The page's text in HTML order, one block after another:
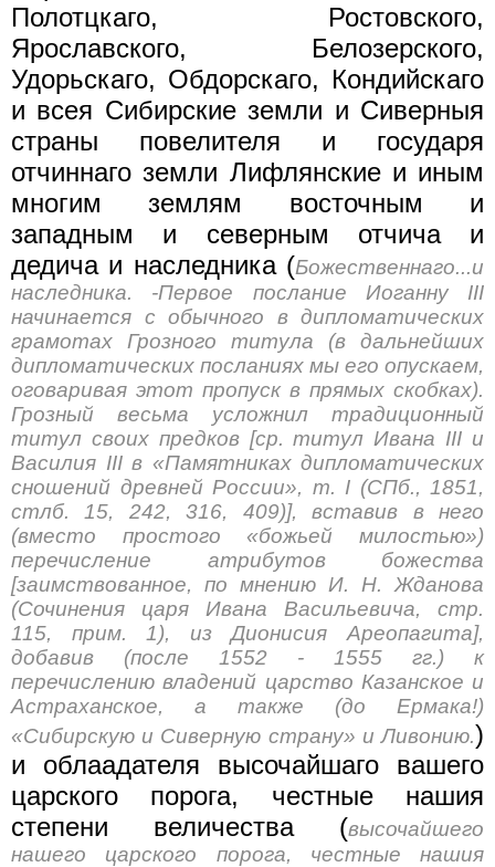
Полотцкаго, Ростовского,
Ярославского, Белозерского,
Удорьскаго, Обдорскаго, Кондийскаго
и всея Сибирские земли и Сиверныя
страны повелителя и государя
отчиннаго земли Лифлянские и иным
многим землям восточным и
западным и северным отчича и
дедича и наследника (Божественнаго...и
наследника. -Первое послание Иоганну III
начинается с обычного в дипломатических
грамотах Грозного титула (в дальнейших
дипломатических посланиях мы его опускаем,
оговаривая этот пропуск в прямых скобках).
Грозный весьма усложнил традиционный
титул своих предков [ср. титул Ивана III и
Василия III в «Памятниках дипломатических
сношений древней России», т. I (СПб., 1851,
стлб. 15, 242, 316, 409)], вставив в него
(вместо простого «божьей милостью»)
перечисление атрибутов божества
[заимствованное, по мнению И. Н. Жданова
(Сочинения царя Ивана Васильевича, стр.
115, прим. 1), из Дионисия Ареопагита],
добавив (после 1552 - 1555 гг.) к
перечислению владений царство Казанское и
Астраханское, а также (до Ермака!)
«Сибирскую и Сиверную страну» и Ливонию.)
и облаадателя высочайшаго вашего
царского порога, честные нашия
степени величества (высочайшего
нашего царского порога, честные нашия